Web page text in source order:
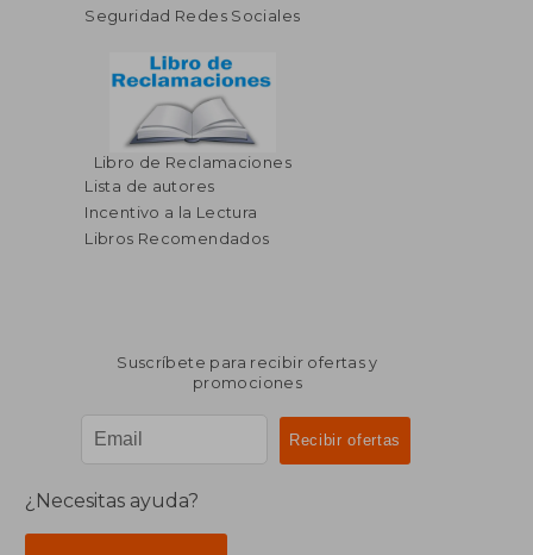
40%
dcto.
$ 37.11
$ 22.27
Seguridad Redes Sociales
Libro de Reclamaciones
Lista de autores
Incentivo a la Lectura
Libros Recomendados
Suscríbete para recibir ofertas y
promociones
¿Necesitas ayuda?